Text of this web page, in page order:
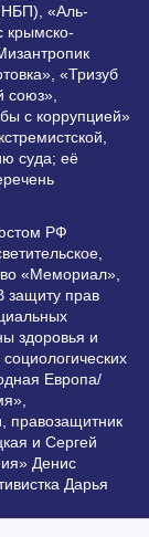
«Аль-
«Тризуб
союз»,
с коррупцией»
суда; её
РФ
«Мемориал»,
защиту прав
здоровья и
Европа/
правозащитник
и Сергей
Денис
Дарья